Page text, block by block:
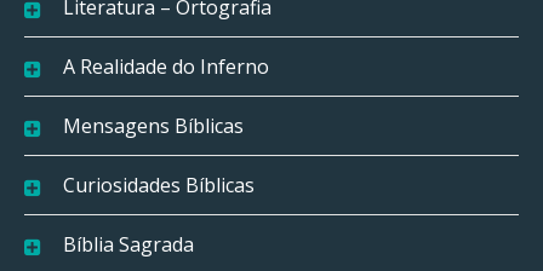
Literatura – Ortografia
A Realidade do Inferno
Mensagens Bíblicas
Curiosidades Bíblicas
Bíblia Sagrada